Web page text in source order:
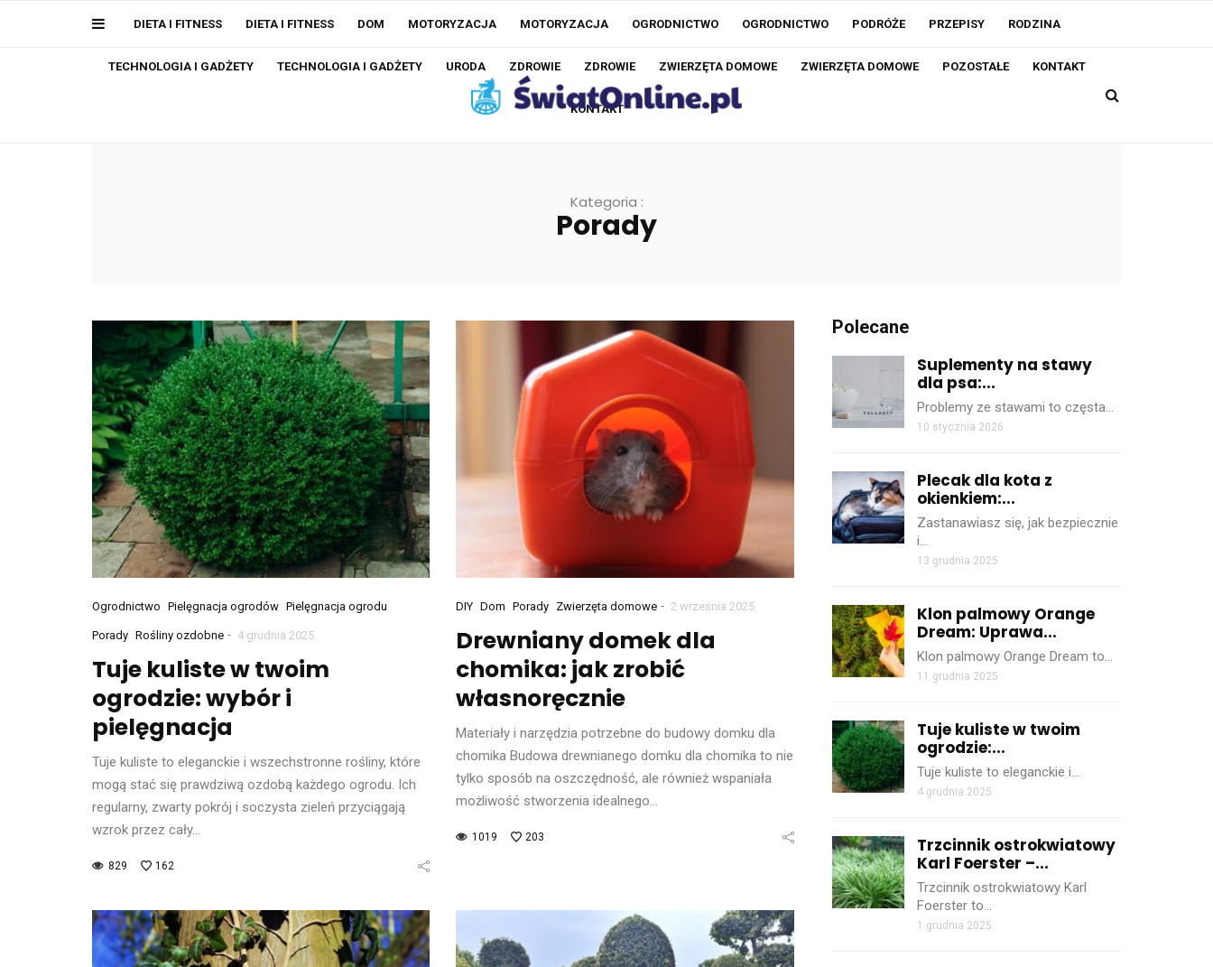
DIETA I FITNESS DIETA I FITNESS DOM MOTORYZACJA MOTORYZACJA OGRODNICTWO OGRODNICTWO PODRÓŻE PRZEPISY RODZINA
TECHNOLOGIA I GADŻETY TECHNOLOGIA I GADŻETY URODA ZDROWIE ZDROWIE ZWIERZĘTA DOMOWE ZWIERZĘTA DOMOWE POZOSTAŁE KONTAKT
KONTAKT
Kategoria :
Porady
Ogrodnictwo Pielęgnacja ogrodów Pielęgnacja ogrodu
Porady Rośliny ozdobne - 4 grudnia 2025
Tuje kuliste w twoim
ogrodzie: wybór i
pielęgnacja
Tuje kuliste to eleganckie i wszechstronne rośliny, które
mogą stać się prawdziwą ozdobą każdego ogrodu. Ich
regularny, zwarty pokrój i soczysta zieleń przyciągają
wzrok przez cały…
829 162
DIY Dom Porady Zwierzęta domowe - 2 września 2025
Drewniany domek dla
chomika: jak zrobić
własnoręcznie
Materiały i narzędzia potrzebne do budowy domku dla
chomika Budowa drewnianego domku dla chomika to nie
tylko sposób na oszczędność, ale również wspaniała
możliwość stworzenia idealnego…
1019 203
Polecane
Suplementy na stawy
dla psa:...
Problemy ze stawami to częsta…
10 stycznia 2026
Plecak dla kota z
okienkiem:...
Zastanawiasz się, jak bezpiecznie
i…
13 grudnia 2025
Klon palmowy Orange
Dream: Uprawa...
Klon palmowy Orange Dream to…
11 grudnia 2025
Tuje kuliste w twoim
ogrodzie:...
Tuje kuliste to eleganckie i…
4 grudnia 2025
Trzcinnik ostrokwiatowy
Karl Foerster –...
Trzcinnik ostrokwiatowy Karl
Foerster to…
1 grudnia 2025